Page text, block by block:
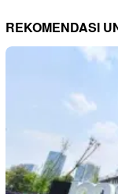
REKOMENDASI